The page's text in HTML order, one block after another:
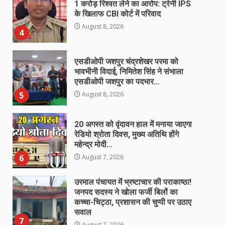
4
1 करोड़ रिश्वत लेने का आरोप: ट्रेनी IPS
के खिलाफ CBI कोर्ट में परिवाद
August 8, 2026
5
एसडीओपी जशपुर चंद्रशेखर परमा को
भावभीनी विदाई, निमितेश सिंह ने संभाला
एसडीओपी जशपुर का पदभार…
August 8, 2026
6
20 अगस्त को वृंदावन हाल में मनाया जाएगा
रेडियो श्रोता दिवस, मुख्य अतिथि होंगे
महेन्द्र मोदी…
August 7, 2026
7
उरमाल पंचायत में भ्रष्टाचार की पराकाष्ठा!
जनपद सदस्य ने खोला फर्जी बिलों का
कच्चा-चिट्ठा, प्रशासन की चुप्पी पर उठाए
सवाल